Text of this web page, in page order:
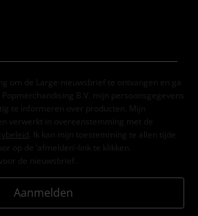
om de Large-nieuwsbrief te ontvangen en ga
B.V. mijn persoonsgegevens
te informeren over producten. Mijn
verwerkt in overeenstemming met de
. Ik kan mijn toestemming te allen tijde
op de ‘afmelden’-link te klikken.
de nieuwsbrief.
Aanmelden